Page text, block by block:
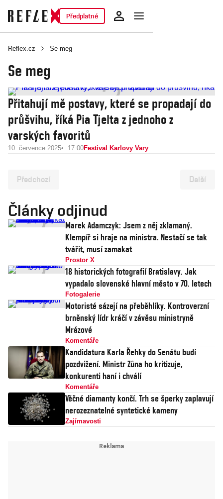
Předplatné
Reflex.cz Se meg
Se meg
Přitahují mě postavy, které se propadají do
průšvihu, říká Pia Tjelta z jednoho z
varských favoritů
10. července 2025 17:00Festival Karlovy Vary
Předchozí Další
Články odjinud
Marek Adamczyk: Jsem z něj zklamaný.
Klempíř si hraje na ministra. Nestačí se tak
tvářit, musí zamakat
Prostor X
18 historických fotografií Bratislavy. Jak
vypadalo slovenské hlavní město v 70. letech
Fotogalerie
Motoristé sázejí na přeběhlíky. Kontroverzní
brněnský lídr kráčí v závěsu ministryně
Mrázové
Komentáře
Kandidatura Karla Řehky do Senátu budí
pozdvižení. Ministr Zůna ho kritizuje,
konkurenti haní i chválí
Komentáře
Věčné diamanty končí. Trh se šperky zaplavují
nerozeznatelné syntetické kameny
Zajímavosti